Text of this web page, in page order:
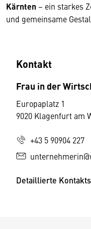
Kärnten – ein starkes
und gemeinsame
Kontakt
Frau in der
Europaplatz 1
9020 Klagenfurt am
+43 5 90904 227
Detaillierte